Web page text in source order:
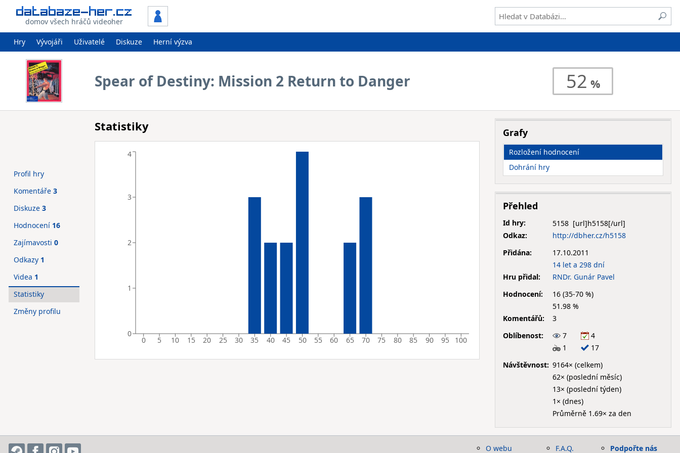
domov všech hráčů videoher
Hry Vývojáři Uživatelé Diskuze Herní výzva
Spear of Destiny: Mission 2 Return to Danger 52
Statistiky
0 5 10 15 20 25 30 35 40 45 50 55 60 65 70 75 80 85 90 95 100
0
1
2
3
4
Profil hry
Komentáře 3
Diskuze 3
Hodnocení 16
Zajímavosti 0
Odkazy 1
Videa 1
Statistiky
Změny profilu
Grafy
Rozložení hodnocení
Dohrání hry
Přehled
Id hry:
5158
Odkaz:
http://dbher.cz/h5158
Přidána:
17.10.2011
14 let a 298 dní
Hru přidal:
RNDr. Gunár Pavel
Hodnocení:
16 (35-70 %)
51.98 %
Komentářů:
3
Oblíbenost:
7
4
1
17
Návštěvnost: 9164× (celkem)
62× (poslední měsíc)
13× (poslední týden)
1× (dnes)
Průměrně 1.69× za den
O webu F.A.Q. Podpořte nás